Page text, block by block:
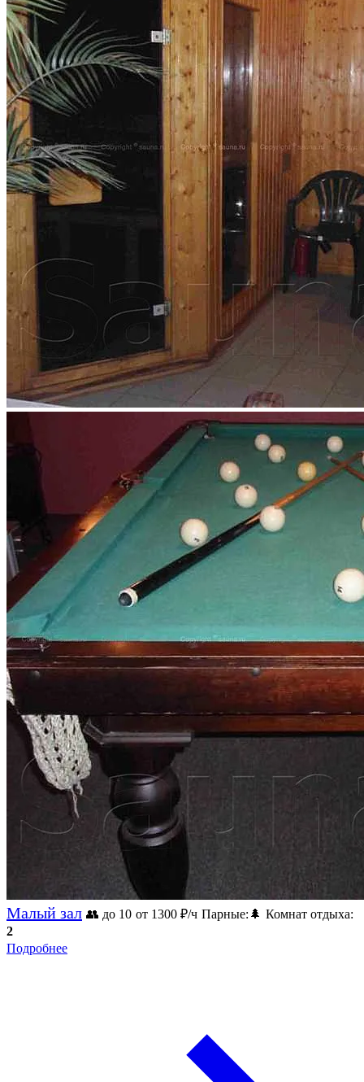
Малый зал 👥 до 10 от 1300 ₽/ч Парные: 🌲 Комнат отдыха:
2
Подробнее